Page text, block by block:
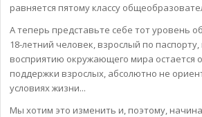
равняется пятому классу
А теперь представьте себе тот уровень
18-летний человек, взрослый по
восприятию окружающего мира остается
поддержки взрослых, абсолютно не
условиях жизни...
Мы хотим это изменить и, поэтому,